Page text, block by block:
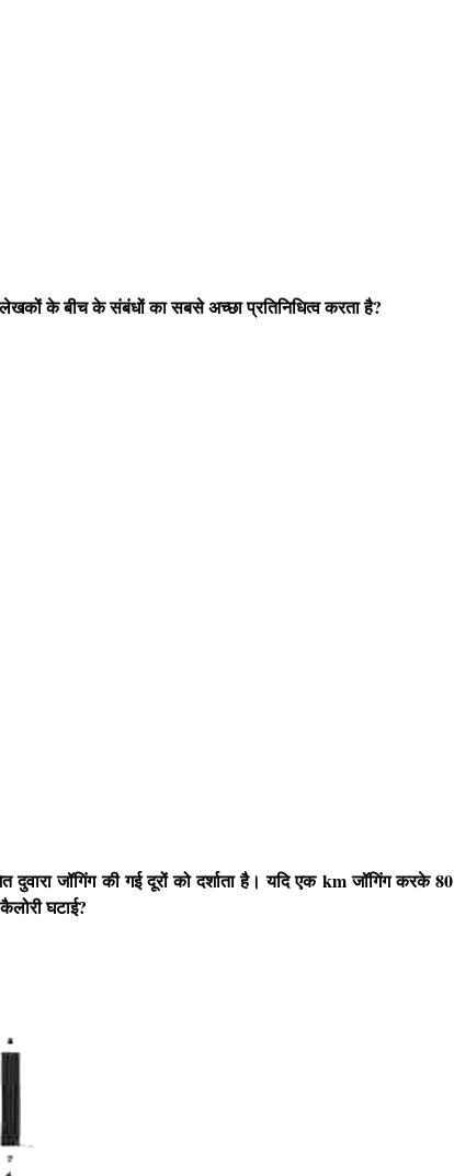
के बीच के संबंधों का सबसे अच्छा प्रतिनिधित्व करता है?
जॉगिंग की गई दूरों को दर्शाता है। यदि एक km जॉगिंग करके 80
घटाई?